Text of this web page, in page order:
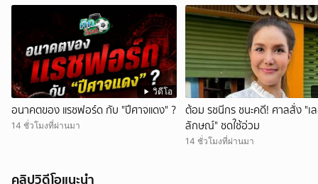
วิดีโอ
อนาคตของ แรชฟอร์ด กับ "ปีศาจแดง" ?
14 ชั่วโมงที่ผ่านมา
ต้อม รชนีกร ชนะคดี! ศาลสั่ง "เ
ลักษณ์" ชดใช้อ่วม
14 ชั่วโมงที่ผ่านมา
คลิปวิดีโอแนะนำ